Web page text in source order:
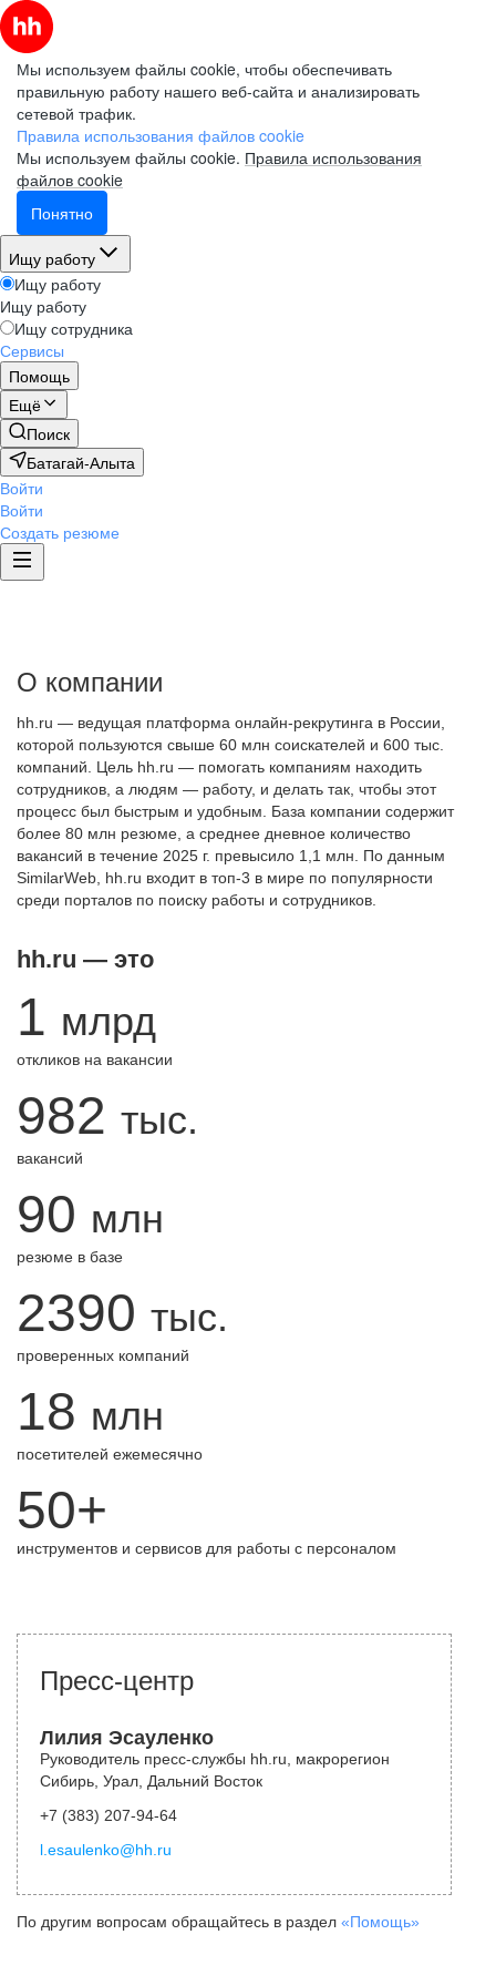
Мы используем файлы cookie, чтобы обеспечивать
правильную работу нашего веб-сайта и анализировать
сетевой трафик.
Правила использования файлов cookie
Мы используем файлы cookie. Правила использования
файлов cookie
Понятно
Ищу работу
Ищу работу
Ищу работу
Ищу сотрудника
Сервисы
Помощь
Ещё
Поиск
Батагай-Алыта
Войти
Войти
Создать резюме
О компании
hh.ru — ведущая платформа онлайн-рекрутинга в России,
которой пользуются свыше 60 млн соискателей и 600 тыс.
компаний. Цель hh.ru — помогать компаниям находить
сотрудников, а людям — работу, и делать так, чтобы этот
процесс был быстрым и удобным. База компании содержит
более 80 млн резюме, а среднее дневное количество
вакансий в течение 2025 г. превысило 1,1 млн. По данным
SimilarWeb, hh.ru входит в топ-3 в мире по популярности
среди порталов по поиску работы и сотрудников.
hh.ru — это
1 млрд
откликов на вакансии
982 тыс.
вакансий
90 млн
резюме в базе
2390 тыс.
проверенных компаний
18 млн
посетителей ежемесячно
50+
инструментов и сервисов для работы с персоналом
Пресс-центр
Лилия Эсауленко
Руководитель пресс-службы hh.ru, макрорегион
Сибирь, Урал, Дальний Восток
+7 (383) 207-94-64
l.esaulenko@hh.ru
По другим вопросам обращайтесь в раздел «Помощь»